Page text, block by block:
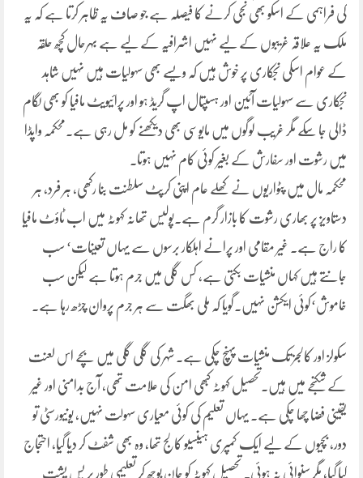
کی فراہمی کے اسکو بھی نجی کرنے کا فیصلہ ہے جو صاف یہ ظاہر کرتا ہے کہ یہ
ملک یہ علاقہ غریبوں کے لیے نہیں اشرافیہ کے لیے ہے بہرحال کچھ حلقہ
کے عوام اسکی نجکاری پر خوش ہیں کہ ویسے بھی سہولیات ہیں نہیں شاہد
نجکاری سے سہولیات آئین اور ہسپتال اپ گریڈ ہو اور پرائیویٹ مافیا کو بھی لگام
ڈالی جا سکے مگر غریب لوگوں میں مایوسی بھی دیکھنے کو مل رہی ہے۔محکمہ واپڈا
میں رشوت اور سفارش کے بغیر کوئی کام نہیں ہوتا۔
محکمہ مال میں پٹواریوں نے کھلے عام اپنی کرپٹ سلطنت بنا رکھی، ہر فرد، ہر
دستاویز پر بھاری رشوت کا بازار گرم ہے۔پولیس تھانہ کہوٹہ میں اب ٹاؤٹ مافیا
کا راج ہے۔ غیر مقامی اور پرانے اہلکار برسوں سے یہاں تعینات‘ سب
جانتے ہیں کہاں منشیات بکتی ہے، کس گلی میں جرم ہوتا ہے لیکن سب
خاموش‘کوئی ایکشن نہیں۔گویا کہ ملی بھگت سے ہر جرم پروان چڑھ رہا ہے۔
سکولز اور کالجز تک منشیات پہنچ چکی ہے۔ شہر کی گلی گلی میں بچے اس لعنت
کے شکنجے میں ہیں۔تحصیل کہوٹہ کبھی امن کی علامت تھی، آج بدامنی اور غیر
یقینی فضا چھا چکی ہے۔ یہاں تعلیم کی کوئی معیاری سہولت نہیں، یونیورسٹی تو
دور، بچیوں کے لیے ایک کمپری ہینسیو کالج تھا، وہ بھی شفٹ کر دیا گیا، احتجاج
کیا گیا، مگر سنوائی نہ ہوئی۔ تحصیل کہوٹہ کو جان بوجھ کر تعلیمی طور پر پس پشت